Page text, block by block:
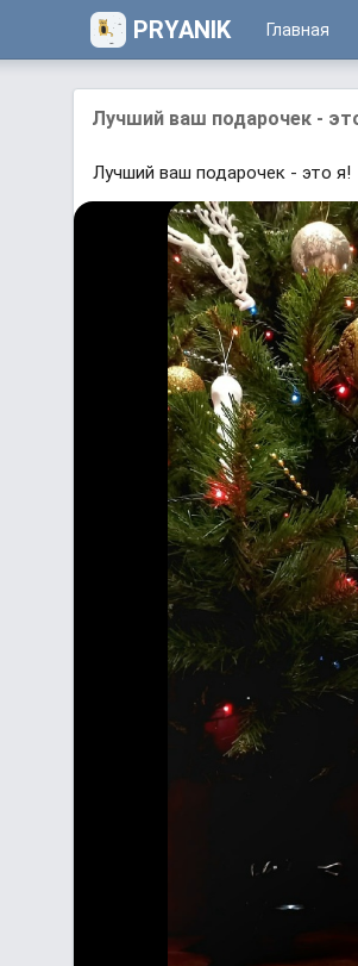
PRYANIK Главная
Лучший ваш подарочек -
Лучший ваш подарочек - это я!